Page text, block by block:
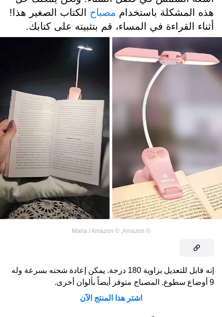
هذه المشكلة باستخدام مصباح
الكتاب الصغير هذا!
أثناء القراءة في المساء، قم بتثبيته على كتابك.
©
Amazon
,
©
Maria / Amazon
إنه قابل للتعديل بزاوية 180 درجة. يمكن إعادة شحنه بسرعة وله
9 أوضاع سطوع. المصباح متوفر أيضاً بألوان أخرى.
اشتر هذا المنتج الآن